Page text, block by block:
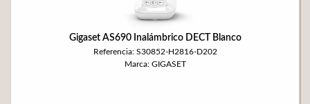
Gigaset AS690 Inalámbrico DECT Blanco
Referencia: S30852-H2816-D202
Marca: GIGASET